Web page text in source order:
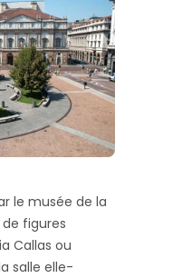
le musée de la
figures
Callas ou
salle elle-